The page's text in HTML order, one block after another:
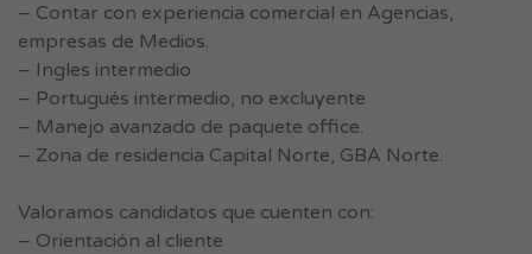
– Contar con experiencia comercial en Agencias,
empresas de Medios.
– Ingles intermedio
– Portugués intermedio, no excluyente
– Manejo avanzado de paquete office.
– Zona de residencia Capital Norte, GBA Norte.
Valoramos candidatos que cuenten con:
– Orientación al cliente